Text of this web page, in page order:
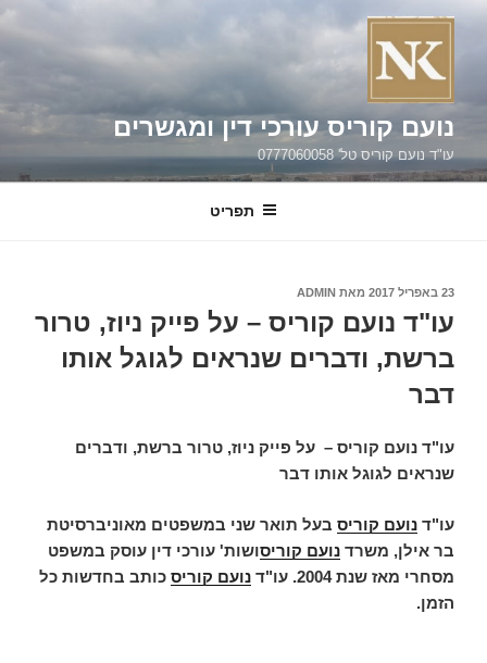
דילוג
נועם קוריס עורכי דין ומגשרים
עו"ד נועם קוריס טל' 0777060058
תפריט
פורסם
23 באפריל 2017 מאת ADMIN
עו"ד נועם קוריס – על פייק ניוז, טרור
ברשת, ודברים שנראים לגוגל אותו
דבר
עו"ד נועם קוריס – על פייק ניוז, טרור ברשת, ודברים
שנראים לגוגל אותו דבר
עו"ד נועם קוריס בעל תואר שני במשפטים מאוניברסיטת
בר אילן, משרד נועם קוריסושות' עורכי דין עוסק במשפט
מסחרי מאז שנת 2004. עו"ד
נועם קוריס כותב בחדשות כל
הזמן.